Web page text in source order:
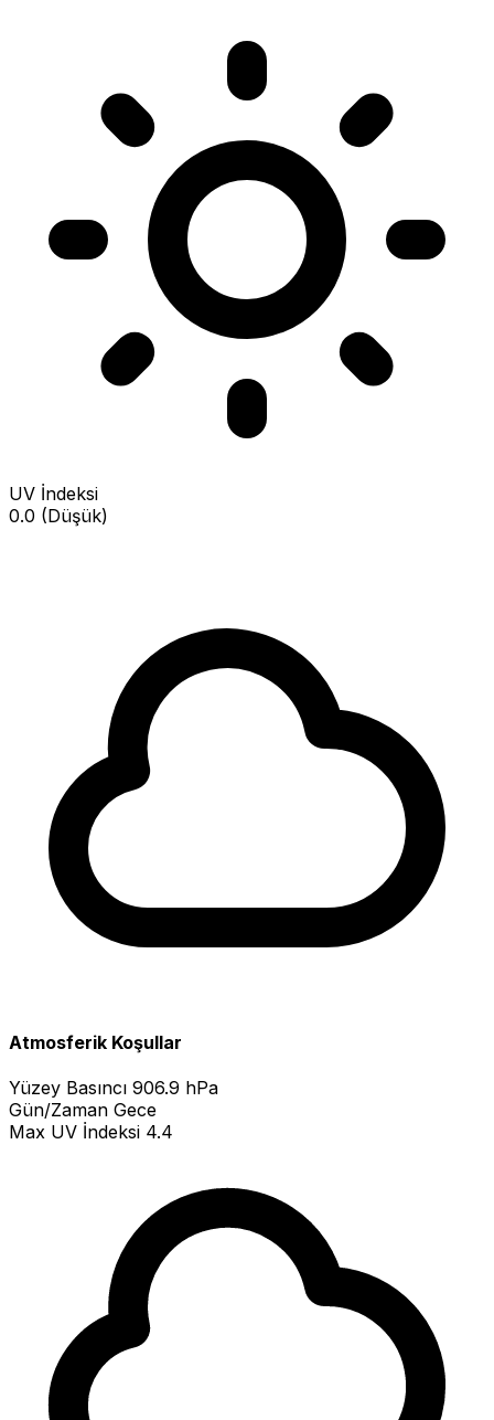
UV İndeksi
0.0 (Düşük)
Atmosferik Koşullar
Yüzey Basıncı 906.9 hPa
Gün/Zaman Gece
Max UV İndeksi 4.4